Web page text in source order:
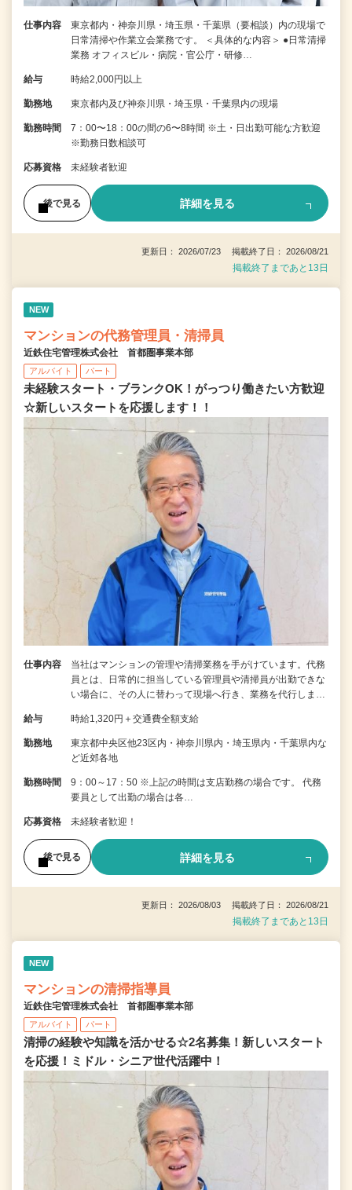
仕事内容
東京都内・神奈川県・埼玉県・千葉県（要相談）内の現場で
日常清掃や作業立会業務です。 ＜具体的な内容＞ ●日常清掃
業務 オフィスビル・病院・官公庁・研修…
給与 時給2,000円以上
勤務地 東京都内及び神奈川県・埼玉県・千葉県内の現場
勤務時間
7：00〜18：00の間の6〜8時間 ※土・日出勤可能な方歓迎
※勤務日数相談可
応募資格 未経験者歓迎
後で見る 詳細を見る
更新日： 2026/07/23 掲載終了日： 2026/08/21
掲載終了まであと13日
NEW
マンションの代務管理員・清掃員
近鉄住宅管理株式会社 首都圏事業本部
アルバイト パート
未経験スタート・ブランクOK！がっつり働きたい方歓迎
☆新しいスタートを応援します！！
仕事内容
当社はマンションの管理や清掃業務を手がけています。代務
員とは、日常的に担当している管理員や清掃員が出勤できな
い場合に、その人に替わって現場へ行き、業務を代行しま…
給与 時給1,320円＋交通費全額支給
勤務地
東京都中央区他23区内・神奈川県内・埼玉県内・千葉県内な
ど近郊各地
勤務時間
9：00～17：50 ※上記の時間は支店勤務の場合です。 代務
要員として出勤の場合は各…
応募資格 未経験者歓迎！
後で見る 詳細を見る
更新日： 2026/08/03 掲載終了日： 2026/08/21
掲載終了まであと13日
NEW
マンションの清掃指導員
近鉄住宅管理株式会社 首都圏事業本部
アルバイト パート
清掃の経験や知識を活かせる☆2名募集！新しいスタート
を応援！ミドル・シニア世代活躍中！